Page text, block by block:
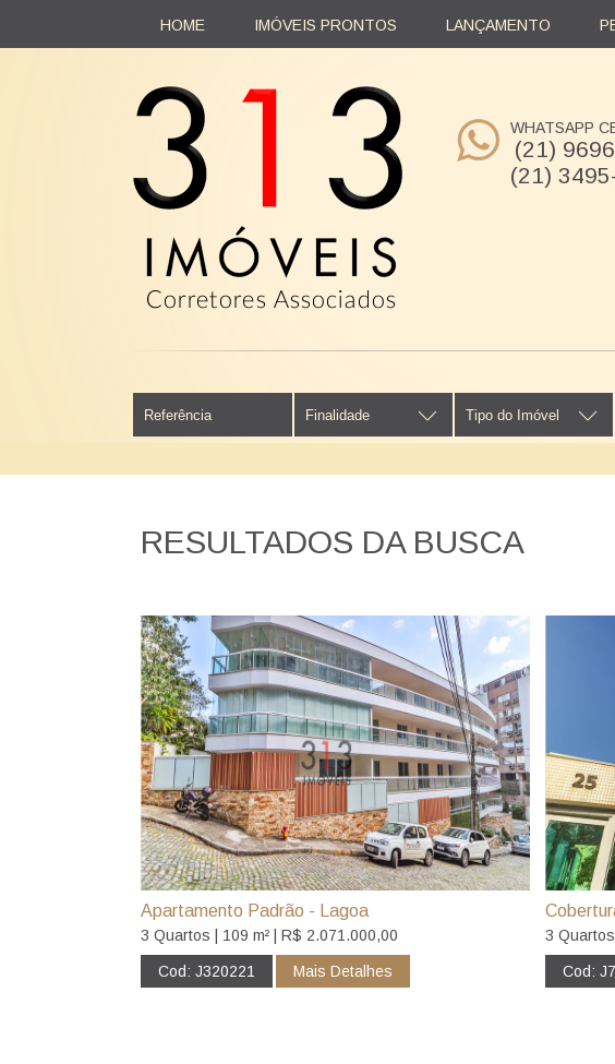
HOME IMÓVEIS PRONTOS LANÇAMENTO
WHATSAPP
(21)
(21)
RESULTADOS DA BUSCA
Apartamento Padrão - Lagoa
3 Quartos | 109 m² | R$ 2.071.000,00
Cod: J320221 Mais Detalhes
3
Cod: